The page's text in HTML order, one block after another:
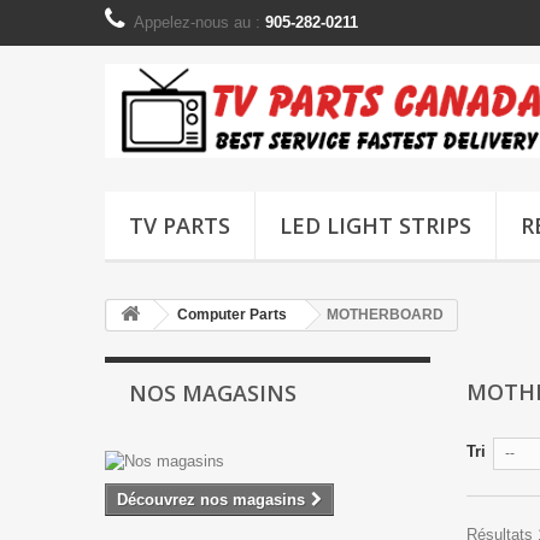
Appelez-nous au : 905-282-0211
TV PARTS LED LIGHT STRIPS
Computer Parts MOTHERBOARD
NOS MAGASINS
Découvrez nos magasins
Tri --
Résultats